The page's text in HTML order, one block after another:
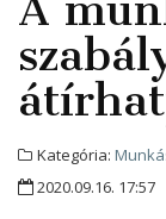
Kategória:
2020.09.16. 17:57